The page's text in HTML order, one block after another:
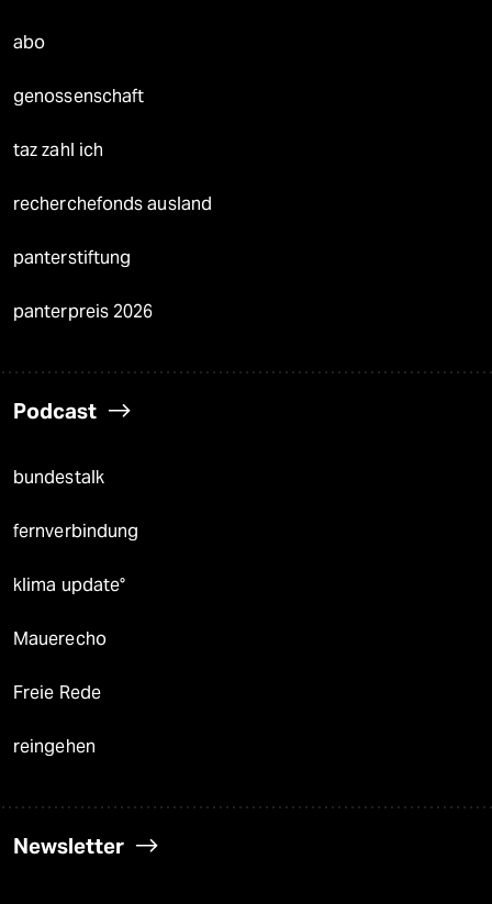
abo
genossenschaft
taz zahl ich
recherchefonds ausland
panterstiftung
panterpreis 2026
Podcast
bundestalk
fernverbindung
klima update°
Mauerecho
Freie Rede
reingehen
Newsletter